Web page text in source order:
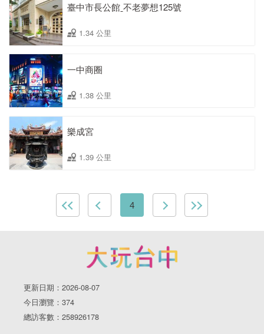
臺中市長公館ˍ不老夢想125號
1.34 公里
一中商圈
1.38 公里
樂成宮
1.39 公里
4
更新日期：2026-08-07
今日瀏覽：374
總訪客數：258926178